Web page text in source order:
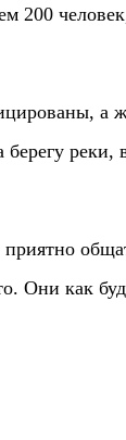
200
а
реки,
Они как